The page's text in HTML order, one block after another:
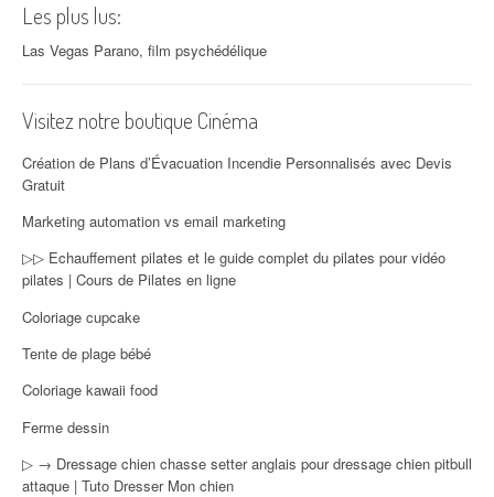
Les plus lus:
Las Vegas Parano, film psychédélique
Visitez notre boutique Cinéma
Création de Plans d’Évacuation Incendie Personnalisés avec Devis
Gratuit
Marketing automation vs email marketing
▷▷ Echauffement pilates et le guide complet du pilates pour vidéo
pilates | Cours de Pilates en ligne
Coloriage cupcake
Tente de plage bébé
Coloriage kawaii food
Ferme dessin
▷ → Dressage chien chasse setter anglais pour dressage chien pitbull
attaque | Tuto Dresser Mon chien